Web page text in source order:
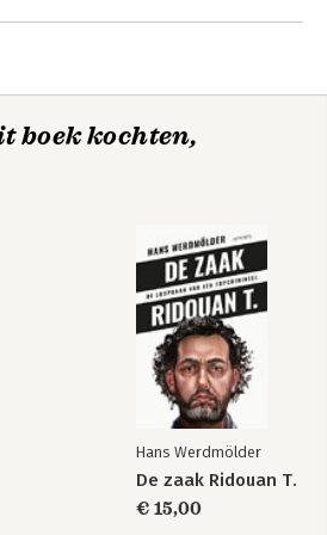
door George
Wij willen gangster
worden
boek kochten,
Hans Werdmölder
De zaak Ridouan T.
€ 15,00